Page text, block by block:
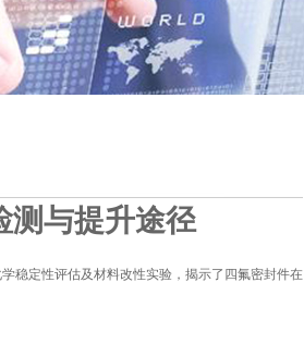
测与提升途径
稳定性评估及材料改性实验，揭示了四氟密封件在